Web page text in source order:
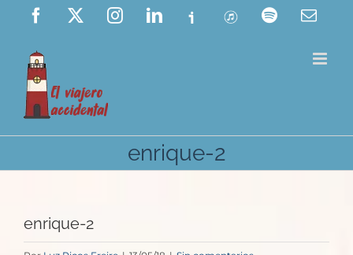
Saltar
contenido
Facebook InstagramLinkedIn
Ivoox ITunes Spotify
enrique-2
enrique-2